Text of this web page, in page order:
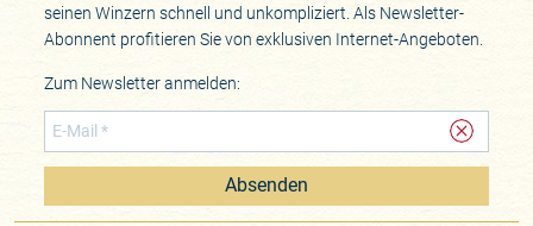
seinen Winzern schnell und unkompliziert. Als Newsletter-
Abonnent profitieren Sie von exklusiven Internet-Angeboten.
Zum Newsletter anmelden:
Absenden